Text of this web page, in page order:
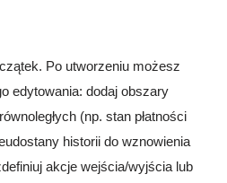
Po utworzeniu możesz
edytowania: dodaj obszary
(np. stan płatności
historii do wznowienia
akcje wejścia/wyjścia lub